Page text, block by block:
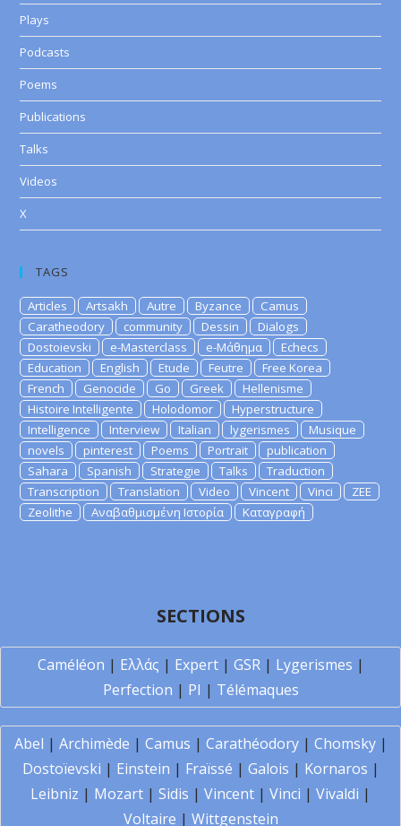
Plays
Podcasts
Poems
Publications
Talks
Videos
X
TAGS
Articles Artsakh Autre Byzance
Camus
Caratheodory
community Dessin
Dialogs
Dostoievski
e-Masterclass e-Μάθημα
Echecs
Education
English Etude Feutre
Free Korea
French
Genocide Go Greek
Hellenisme
Histoire Intelligente
Holodomor
Hyperstructure
Intelligence
Interview Italian lygerismes
Musique
novels
pinterest Poems Portrait
publication
Sahara
Spanish Strategie Talks
Traduction
Transcription
Translation Video Vincent Vinci
ZEE
Zeolithe
Αναβαθμισμένη Ιστορία Καταγραφή
SECTIONS
Caméléon | Ελλάς | Expert| GSR| Lygerismes |
Perfection | PI | Télémaques
Abel | Archimède | Camus | Carathéodory| Chomsky|
Dostoïevski | Einstein | Fraïssé | Galois | Kornaros |
Leibniz | Mozart | Sidis | Vincent | Vinci | Vivaldi |
Voltaire | Wittgenstein